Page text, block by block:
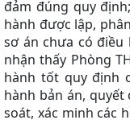
đảm đúng quy
hành được lập,
sơ án chưa có
nhận thấy Phòng
hành tốt quy định
hành bản án,
soát, xác minh các